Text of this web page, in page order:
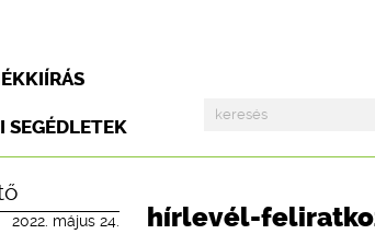
SEGÉDLETEK
2022. május 24. hírlevél-